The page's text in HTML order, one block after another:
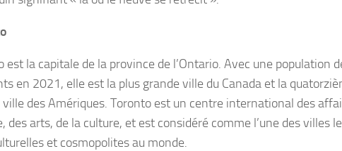
est la capitale de la province de l’Ontario. Avec une population
en 2021, elle est la plus grande ville du Canada et la
ville des Amériques. Toronto est un centre international des
des arts, de la culture, et est considéré comme l’une des villes
et cosmopolites au monde.